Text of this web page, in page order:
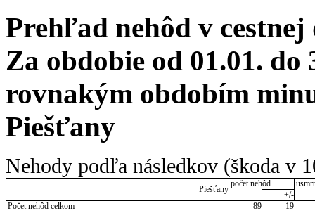
Prehľad nehôd v cestnej
Za obdobie od 01.01. do
rovnakým obdobím
Piešťany
Nehody podľa následkov (škoda v
Piešťany
počet nehôd
+/-
Počet nehôd celkom
89
-19